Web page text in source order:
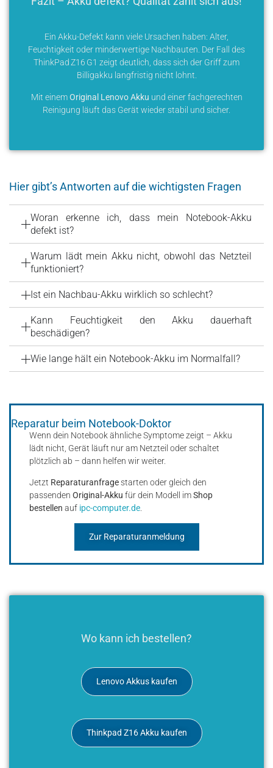
Ein Akku-Defekt kann viele Ursachen haben: Alter,
Feuchtigkeit oder minderwertige Nachbauten. Der Fall des
ThinkPad Z16 G1 zeigt deutlich, dass sich der Griff zum
Billigakku langfristig nicht lohnt.
Mit einemOriginal Lenovo Akku und einer fachgerechten
Reinigung läuft das Gerät wieder stabil und sicher.
Hier gibt’s Antworten auf die wichtigsten Fragen
Woran erkenne ich, dass mein Notebook-Akku
defekt ist?
Warum lädt mein Akku nicht, obwohl das Netzteil
funktioniert?
Ist ein Nachbau-Akku wirklich so schlecht?
Kann Feuchtigkeit den Akku dauerhaft
beschädigen?
Wie lange hält ein Notebook-Akku im Normalfall?
Reparatur beim Notebook-Doktor
Wenn dein Notebook ähnliche Symptome zeigt – Akku
lädt nicht, Gerät läuft nur am Netzteil oder schaltet
plötzlich ab – dann helfen wir weiter.
Jetzt Reparaturanfragestarten oder gleich den
passenden Original-Akku für dein Modell imShop
bestellen auf ipc-computer.de
Zur Reparaturanmeldung
Wo kann ich bestellen?
Lenovo Akkus kaufen
Thinkpad Z16 Akku kaufen